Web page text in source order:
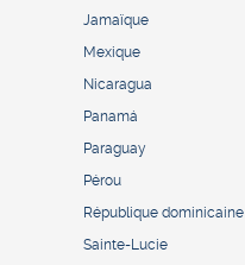
Jamaïque
Mexique
Nicaragua
Panamá
Paraguay
Pérou
République dominicaine
Sainte-Lucie